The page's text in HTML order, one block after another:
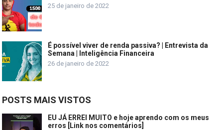
25 de janeiro de 2022
É possível viver de renda passiva? | Entrevista da
Semana | Inteligência Financeira
26 de janeiro de 2022
POSTS MAIS VISTOS
EU JÁ ERREI MUITO e hoje aprendo com os meus
erros [Link nos comentários]